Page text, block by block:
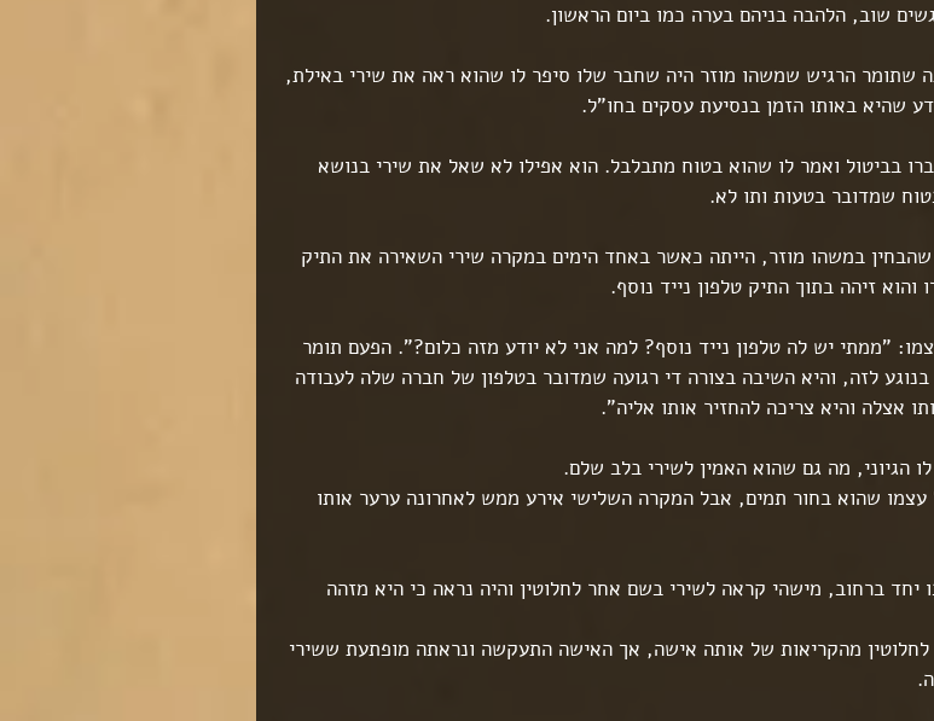
שוב, הלהבה בניהם בערה כמו ביום הראשון.
שתומר הרגיש שמשהו מוזר היה שחבר שלו סיפר לו שהוא ראה את שירי באילת,
שהיא באותו הזמן בנסיעת עסקים בחו"ל.
בביטול ואמר לו שהוא בטוח מתבלבל. הוא אפילו לא שאל את שירי בנושא
שמדובר בטעות ותו לא.
במשהו מוזר, הייתה כאשר באחד הימים במקרה שירי השאירה את התיק
והוא זיהה בתוך התיק טלפון נייד נוסף.
"ממתי יש לה טלפון נייד נוסף? למה אני לא יודע מזה כלום?". הפעם תומר
לזה, והיא השיבה בצורה די רגועה שמדובר בטלפון של חברה שלה לעבודה
אצלה והיא צריכה להחזיר אותו אליה".
הגיוני, מה גם שהוא האמין לשירי בלב שלם.
עצמו שהוא בחור תמים, אבל המקרה השלישי אירע ממש לאחרונה ערער אותו
יחד ברחוב, מישהי קראה לשירי בשם אחר לחלוטין והיה נראה כי היא מזהה
מהקריאות של אותה אישה, אך האישה התעקשה ונראתה מופתעת ששירי